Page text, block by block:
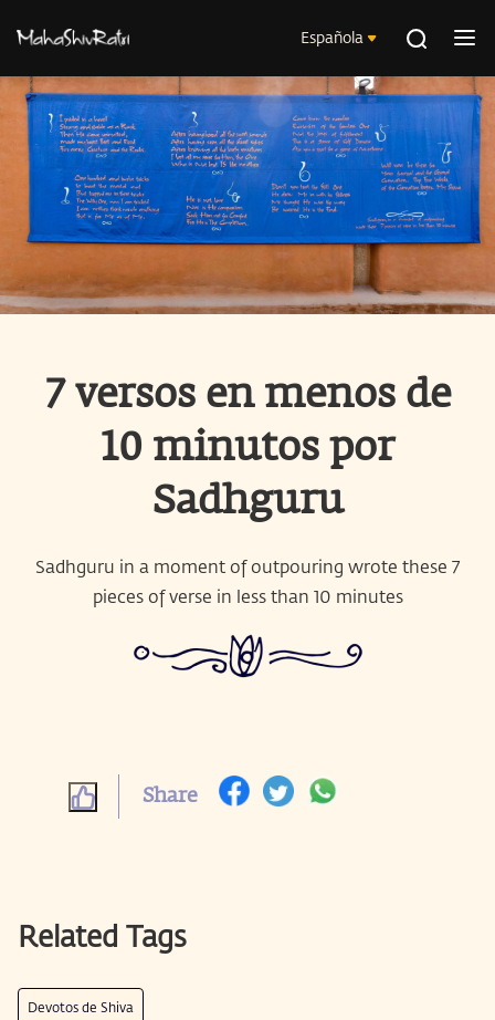
Española
7 versos en menos de
10 minutos por
Sadhguru
Sadhguru in a moment of outpouring wrote these 7
pieces of verse in less than 10 minutes
Share
Related Tags
Devotos de Shiva